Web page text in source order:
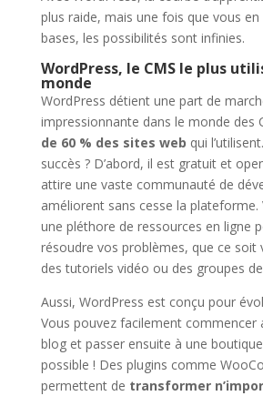
plus raide, mais une fois que vous
bases, les possibilités sont infinies.
WordPress, le CMS le plus
monde
WordPress détient une part de
impressionnante dans le monde des
de 60 % des sites web qui
succès ? D’abord, il est gratuit et
attire une vaste communauté de
améliorent sans cesse la plateforme.
une pléthore de ressources en ligne
résoudre vos problèmes, que ce soit
des tutoriels vidéo ou des groupes
Aussi, WordPress est conçu pour
Vous pouvez facilement commencer
blog et passer ensuite à une
possible ! Des plugins comme
permettent de transformer